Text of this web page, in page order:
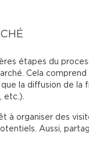
étapes du
Cela
que la diffusion de
etc.).
à organiser des
Aussi,